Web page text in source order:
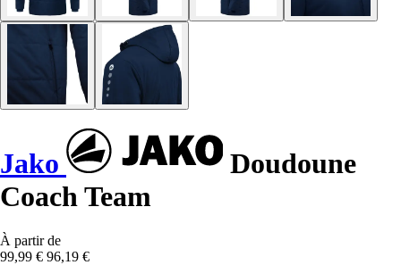
Jako
Doudoune
Coach Team
À partir de
99,99 € 96,19 €